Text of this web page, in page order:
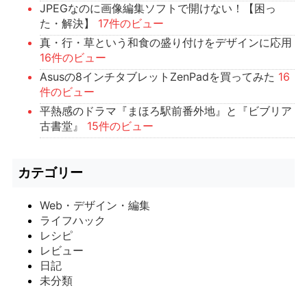
JPEGなのに画像編集ソフトで開けない！【困っ
た・解決】
17件のビュー
真・行・草という和食の盛り付けをデザインに応用
16件のビュー
Asusの8インチタブレットZenPadを買ってみた 16
件のビュー
平熱感のドラマ『まほろ駅前番外地』と『ビブリア
古書堂』
15件のビュー
カテゴリー
Web・デザイン・編集
ライフハック
レシピ
レビュー
日記
未分類